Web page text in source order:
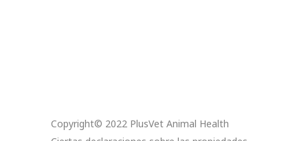
Copyright© 2022 PlusVet Animal Health